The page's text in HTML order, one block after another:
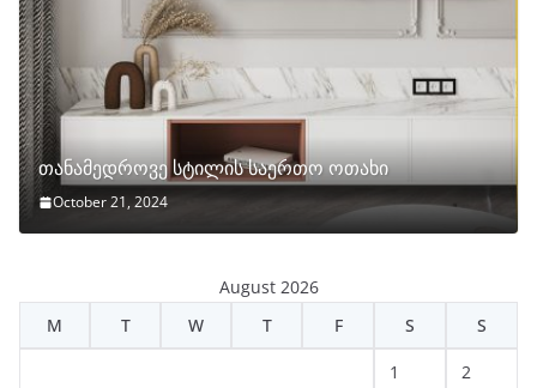
თანამედროვე სტილის საერთო ოთახი
October 21, 2024
August 2026
M
T W T F S S
1 2